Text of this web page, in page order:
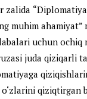
zalida
muhim ahamiyat”
uchun ochiq
juda qiziqarli
qiziqtirgan